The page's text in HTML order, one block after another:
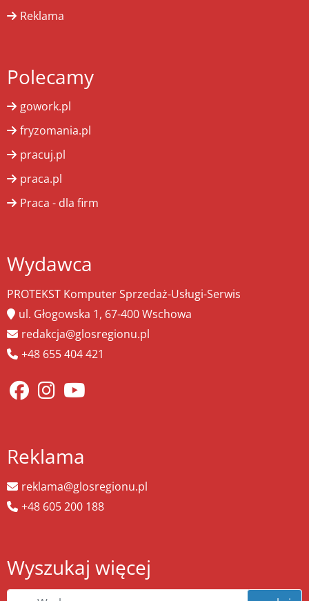
Reklama
Polecamy
gowork.pl
fryzomania.pl
pracuj.pl
praca.pl
Praca - dla firm
Wydawca
PROTEKST Komputer Sprzedaż-Usługi-Serwis
ul. Głogowska 1, 67-400 Wschowa
redakcja@glosregionu.pl
+48 655 404 421
Reklama
reklama@glosregionu.pl
+48 605 200 188
Wyszukaj więcej